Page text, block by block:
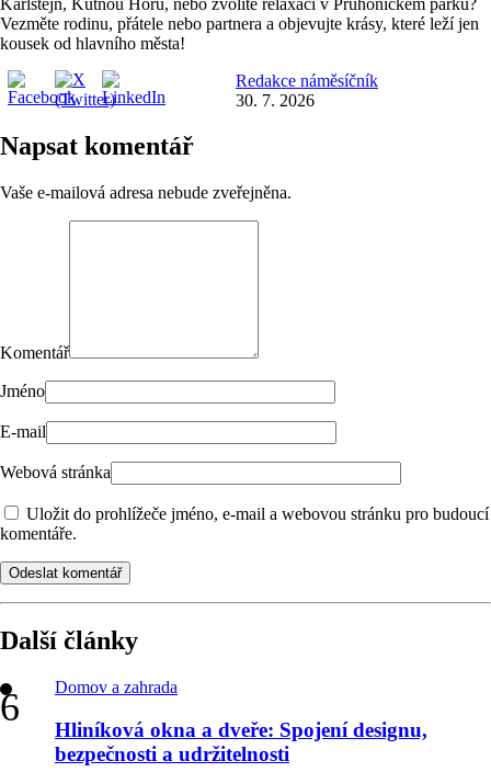
Vezměte rodinu, přátele nebo partnera a objevujte krásy, které leží jen
kousek od hlavního města!
Redakce náměsíčník
30. 7. 2026
Napsat komentář
Vaše e-mailová adresa nebude zveřejněna.
Komentář
Jméno
E-mail
Webová stránka
Uložit do prohlížeče jméno, e-mail a webovou stránku pro budoucí
komentáře.
Odeslat komentář
Další články
Domov a zahrada
Hliníková okna a dveře: Spojení designu,
bezpečnosti a udržitelnosti